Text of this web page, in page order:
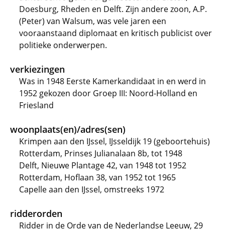
Doesburg, Rheden en Delft. Zijn andere zoon, A.P.
(Peter) van Walsum, was vele jaren een
vooraanstaand diplomaat en kritisch publicist over
politieke onderwerpen.
verkiezingen
Was in 1948 Eerste Kamerkandidaat in en werd in
1952 gekozen door Groep III: Noord-Holland en
Friesland
woonplaats(en)/adres(sen)
Krimpen aan den IJssel, IJsseldijk 19 (geboortehuis)
Rotterdam, Prinses Julianalaan 8b, tot 1948
Delft, Nieuwe Plantage 42, van 1948 tot 1952
Rotterdam, Hoflaan 38, van 1952 tot 1965
Capelle aan den IJssel, omstreeks 1972
ridderorden
Ridder in de Orde van de Nederlandse Leeuw, 29